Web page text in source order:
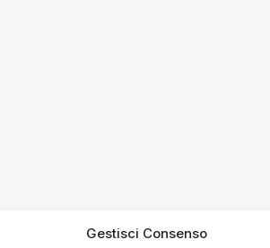
Gestisci Consenso